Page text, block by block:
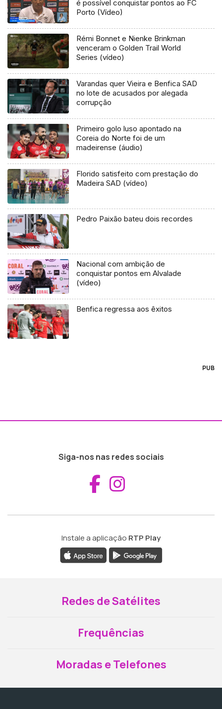
é possível conquistar pontos ao FC
Porto (Vídeo)
Rémi Bonnet e Nienke Brinkman
venceram o Golden Trail World
Series (vídeo)
Varandas quer Vieira e Benfica SAD
no lote de acusados por alegada
corrupção
Primeiro golo luso apontado na
Coreia do Norte foi de um
madeirense (áudio)
Florido satisfeito com prestação do
Madeira SAD (vídeo)
Pedro Paixão bateu dois recordes
Nacional com ambição de
conquistar pontos em Alvalade
(vídeo)
Benfica regressa aos êxitos
PUB
Siga-nos nas redes sociais
Aceder ao
Instale a aplicação RTP Play
Redes de Satélites
Frequências
Moradas e Telefones